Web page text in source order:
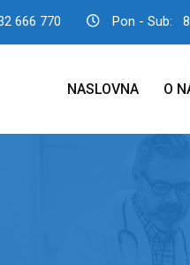
666 770 Pon - Sub:
NASLOVNA O